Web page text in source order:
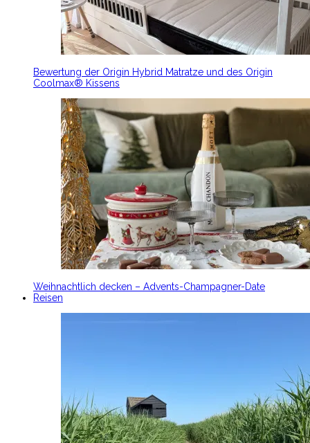
Bewertung der Origin Hybrid Matratze und des Origin
Coolmax® Kissens
Weihnachtlich decken – Advents-Champagner-Date
Reisen